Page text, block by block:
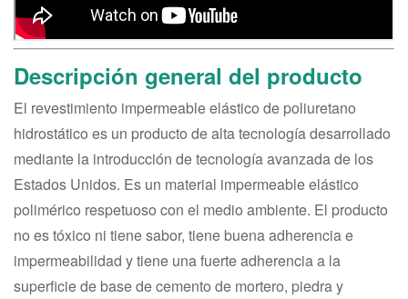
Descripción general del producto
El revestimiento impermeable elástico de poliuretano
hidrostático es un producto de alta tecnología desarrollado
mediante la introducción de tecnología avanzada de los
Estados Unidos. Es un material impermeable elástico
polimérico respetuoso con el medio ambiente. El producto
no es tóxico ni tiene sabor, tiene buena adherencia e
impermeabilidad y tiene una fuerte adherencia a la
superficie de base de cemento de mortero, piedra y